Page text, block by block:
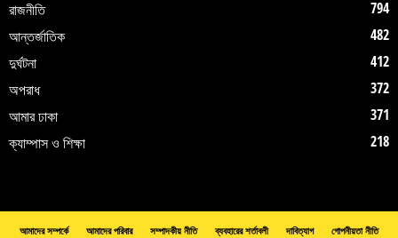
রাজনীতি
794
আন্তর্জাতিক
482
দুর্ঘটনা
412
অপরাধ
372
আমার ঢাকা
371
ক্যাম্পাস ও শিক্ষা
218
আমাদের সম্পর্কে আমাদের পরিবার সম্পাদকীয় নীতি ব্যবহারের শর্তাবলী দাবিত্যাগ
গোপনীয়তা নীতি